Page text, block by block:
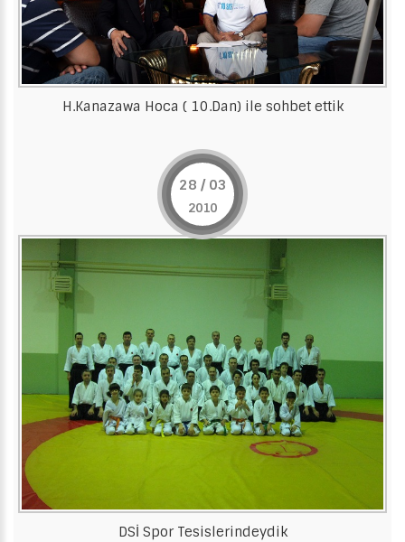
H.Kanazawa Hoca ( 10.Dan) ile sohbet ettik
28 / 03
2010
DSİ Spor Tesislerindeydik